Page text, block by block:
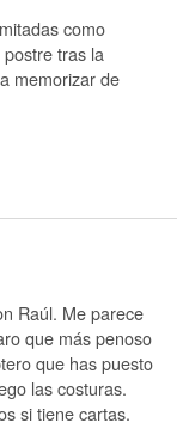
como
tras la
memorizar de
Raúl. Me parece
que más penoso
que has puesto
las costuras.
si tiene cartas.